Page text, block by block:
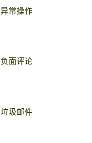
常操作
面评论
圾邮件